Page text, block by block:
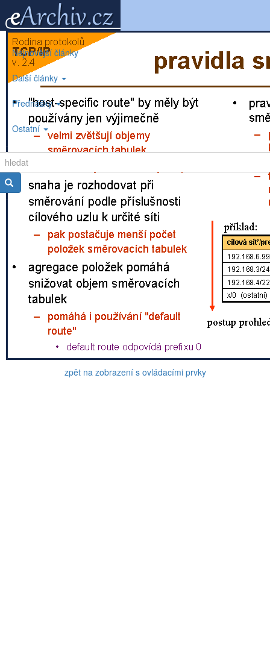
Nejnovější články
Další články
Přednášky
Ostatní
zpět na zobrazení s ovládacími prvky